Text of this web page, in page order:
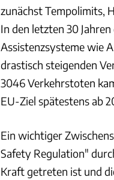
zunächst Tempolimits,
In den letzten 30
Assistenzsysteme wie
drastisch steigenden
3046 Verkehrstoten
EU-Ziel spätestens ab
Ein wichtiger
Safety Regulation"
Kraft getreten ist und